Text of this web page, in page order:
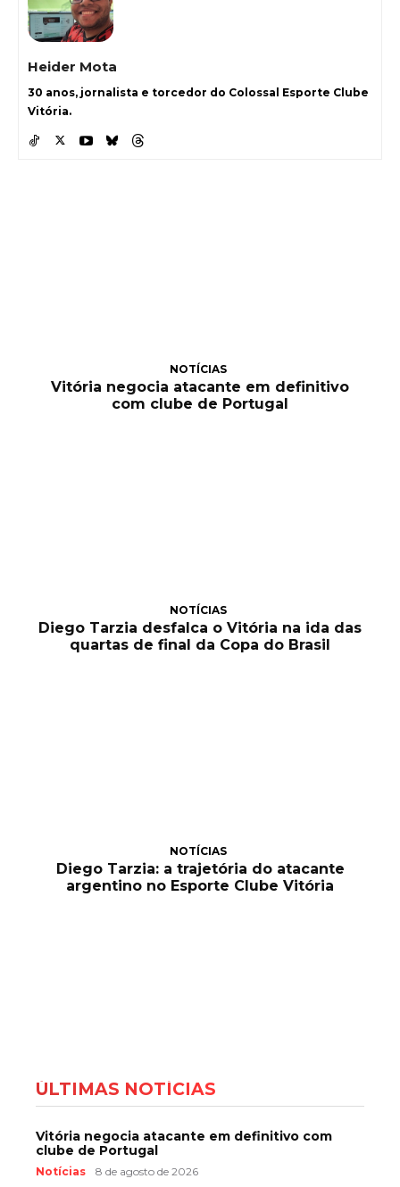
Heider Mota
30 anos, jornalista e torcedor do Colossal Esporte Clube
Vitória.
NOTÍCIAS
Vitória negocia atacante em definitivo
com clube de Portugal
NOTÍCIAS
Diego Tarzia desfalca o Vitória na ida das
quartas de final da Copa do Brasil
NOTÍCIAS
Diego Tarzia: a trajetória do atacante
argentino no Esporte Clube Vitória
ÚLTIMAS NOTÍCIAS
Vitória negocia atacante em definitivo com
clube de Portugal
Notícias 8 de agosto de 2026